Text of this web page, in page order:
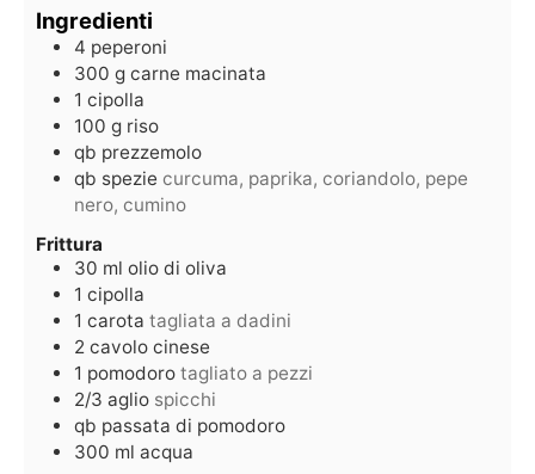
Ingredienti
4 peperoni
300 g carne macinata
1 cipolla
100 g riso
qb prezzemolo
qb spezie curcuma, paprika, coriandolo, pepe
nero, cumino
Frittura
30 ml olio di oliva
1 cipolla
1 carota tagliata a dadini
2 cavolo cinese
1 pomodoro tagliato a pezzi
2/3 aglio spicchi
qb passata di pomodoro
300 ml acqua